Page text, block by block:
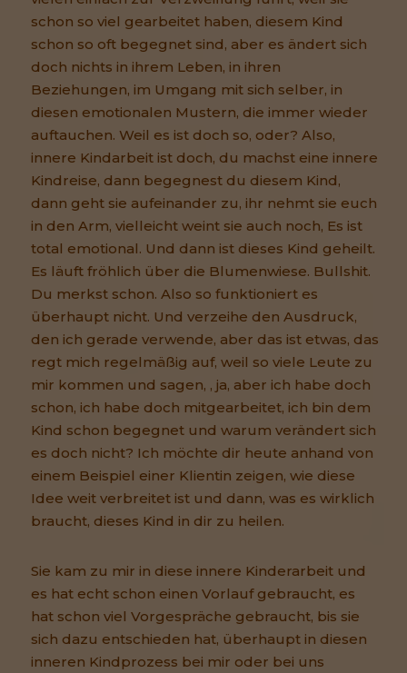
schon so viel gearbeitet haben, diesem Kind
schon so oft begegnet sind, aber es ändert sich
doch nichts in ihrem Leben, in ihren
Beziehungen, im Umgang mit sich selber, in
diesen emotionalen Mustern, die immer wieder
auftauchen. Weil es ist doch so, oder? Also,
innere Kindarbeit ist doch, du machst eine innere
Kindreise, dann begegnest du diesem Kind,
dann geht sie aufeinander zu, ihr nehmt sie euch
in den Arm, vielleicht weint sie auch noch, Es ist
total emotional. Und dann ist dieses Kind geheilt.
Es läuft fröhlich über die Blumenwiese. Bullshit.
Du merkst schon. Also so funktioniert es
überhaupt nicht. Und verzeihe den Ausdruck,
den ich gerade verwende, aber das ist etwas, das
regt mich regelmäßig auf, weil so viele Leute zu
mir kommen und sagen, , ja, aber ich habe doch
schon, ich habe doch mitgearbeitet, ich bin dem
Kind schon begegnet und warum verändert sich
es doch nicht? Ich möchte dir heute anhand von
einem Beispiel einer Klientin zeigen, wie diese
Idee weit verbreitet ist und dann, was es wirklich
braucht, dieses Kind in dir zu heilen.
Sie kam zu mir in diese innere Kinderarbeit und
es hat echt schon einen Vorlauf gebraucht, es
hat schon viel Vorgespräche gebraucht, bis sie
sich dazu entschieden hat, überhaupt in diesen
inneren Kindprozess bei mir oder bei uns